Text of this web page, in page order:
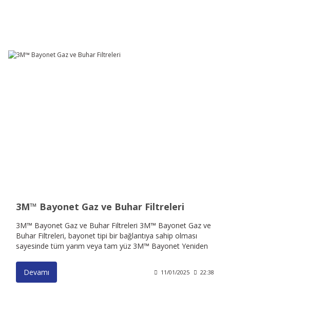
3M™ Bayonet Gaz ve Buhar Filtreleri
3M™ Bayonet Gaz ve Buhar Filtreleri 3M™️ Bayonet Gaz ve
Buhar Filtreleri, bayonet tipi bir bağlantıya sahip olması
sayesinde tüm yarım veya tam yüz 3M™️ Bayonet Yeniden
çeşitli tehlikeli ortamlarda kullanıma yönelik hafif ve dengeli
Devamı 11/01/2025 22:38